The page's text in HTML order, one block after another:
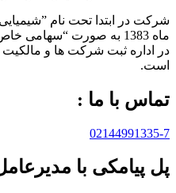
در اداره ثبت شرکت ها و
است.
تماس با ما :
02144991335-7
پل پیامکی با